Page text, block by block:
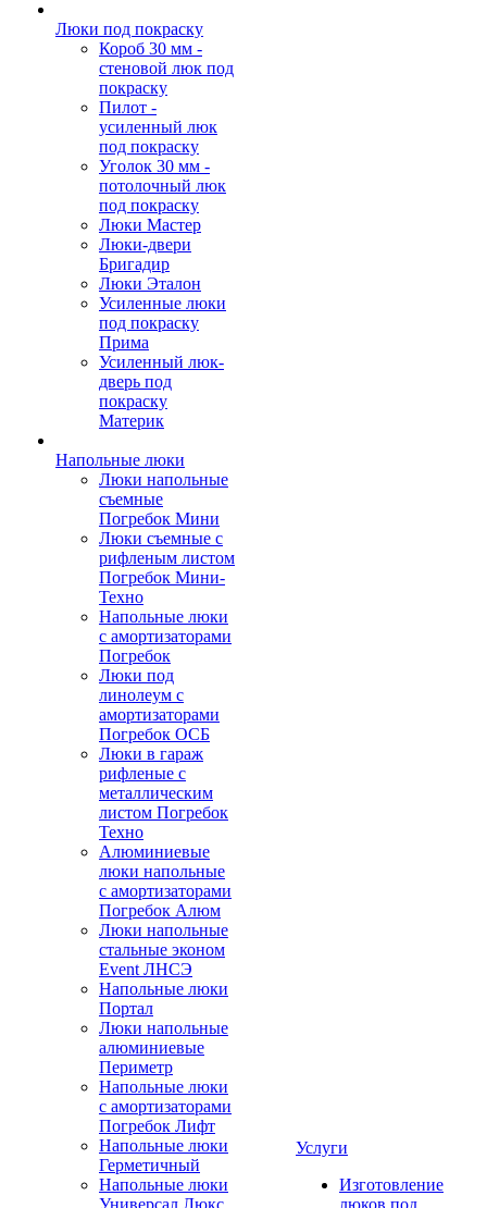
Люки под покраску
Короб 30 мм -
стеновой люк под
покраску
Пилот -
усиленный люк
под покраску
Уголок 30 мм -
потолочный люк
под покраску
Люки Мастер
Люки-двери
Бригадир
Люки Эталон
Усиленные люки
под покраску
Прима
Усиленный люк-
дверь под
покраску
Материк
Напольные люки
Люки напольные
съемные
Погребок Мини
Люки съемные с
рифленым листом
Погребок Мини-
Техно
Напольные люки
с амортизаторами
Погребок
Люки под
линолеум с
амортизаторами
Погребок ОСБ
Люки в гараж
рифленые с
металлическим
листом Погребок
Техно
Алюминиевые
люки напольные
с амортизаторами
Погребок Алюм
Люки напольные
стальные эконом
Event ЛНСЭ
Напольные люки
Портал
Люки напольные
алюминиевые
Периметр
Напольные люки
с амортизаторами
Погребок Лифт
Напольные люки
Герметичный
Напольные люки
Универсал Люкс
Услуги
Изготовление
люков под